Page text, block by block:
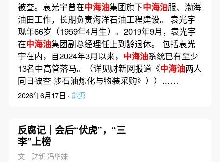
被查。袁光宇曾在中海油集团旗下中海油服、渤海
油田工作，长期负责海洋石油工程建设。 袁光宇
现年66岁（1959年4月生）。2019年9月，袁光宇
在中海油集团副总经理任上到龄退休。 包括袁光
宇在内，自2024年3月以来， 中海油系统已有至少
13名中高管落马。（详见财新网报道《中海油两人
同日被查 涉石油炼化与物装采购》））……
2026年6月17日 · 能源
反腐记｜会后“伏虎”，“三
李”上榜
文｜财新 冯华妹